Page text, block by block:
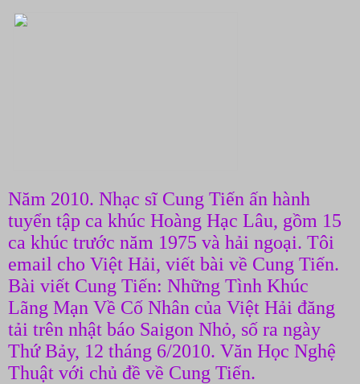
Năm 2010. Nhạc sĩ Cung Tiến ấn hành
tuyển tập ca khúc Hoàng Hạc Lâu, gồm 15
ca khúc trước năm 1975 và hải ngoại. Tôi
email cho Việt Hải, viết bài về Cung Tiến.
Bài viết Cung Tiến: Những Tình Khúc
Lãng Mạn Về Cố Nhân của Việt Hải đăng
tải trên nhật báo Saigon Nhỏ, số ra ngày
Thứ Bảy, 12 tháng 6/2010. Văn Học Nghệ
Thuật với chủ đề về Cung Tiến.